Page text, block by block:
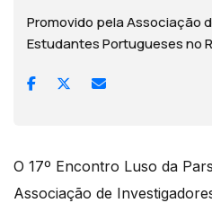
Promovido pela Associação
Estudantes Portugueses no
O 17º Encontro Luso da
Associação de